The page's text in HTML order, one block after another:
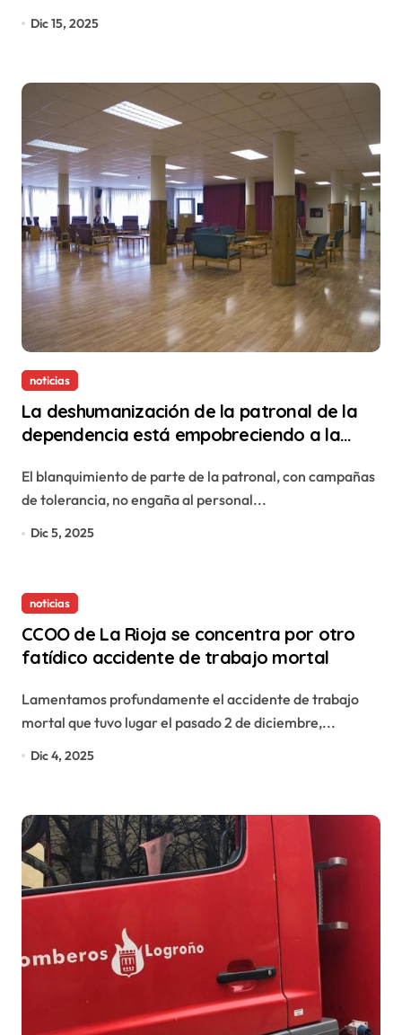
Dic 15, 2025
noticias
La deshumanización de la patronal de la
dependencia está empobreciendo a la
El blanquimiento de parte de la patronal, con campañas
de tolerancia, no engaña al personal...
Dic 5, 2025
noticias
CCOO de La Rioja se concentra por otro
fatídico accidente de trabajo mortal
Lamentamos profundamente el accidente de trabajo
mortal que tuvo lugar el pasado 2 de diciembre,...
Dic 4, 2025